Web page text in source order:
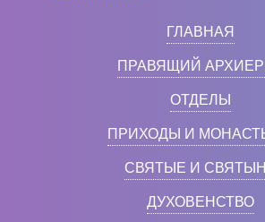
ГЛАВНАЯ
ПРАВЯЩИЙ
ОТДЕЛЫ
ПРИХОДЫ И
СВЯТЫЕ И
ДУХОВЕНСТВО